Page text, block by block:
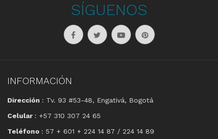
SÍGUENOS
INFORMACIÓN
Dirección : Tv. 93 #53-48, Engativá, Bogotá
Celular : +57 310 307 24 65
Teléfono : 57 + 601 + 224 14 87 / 224 14 89